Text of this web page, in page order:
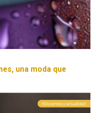
una moda que